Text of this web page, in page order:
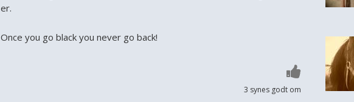
er.
Once you go black you never go back!
3 synes godt om